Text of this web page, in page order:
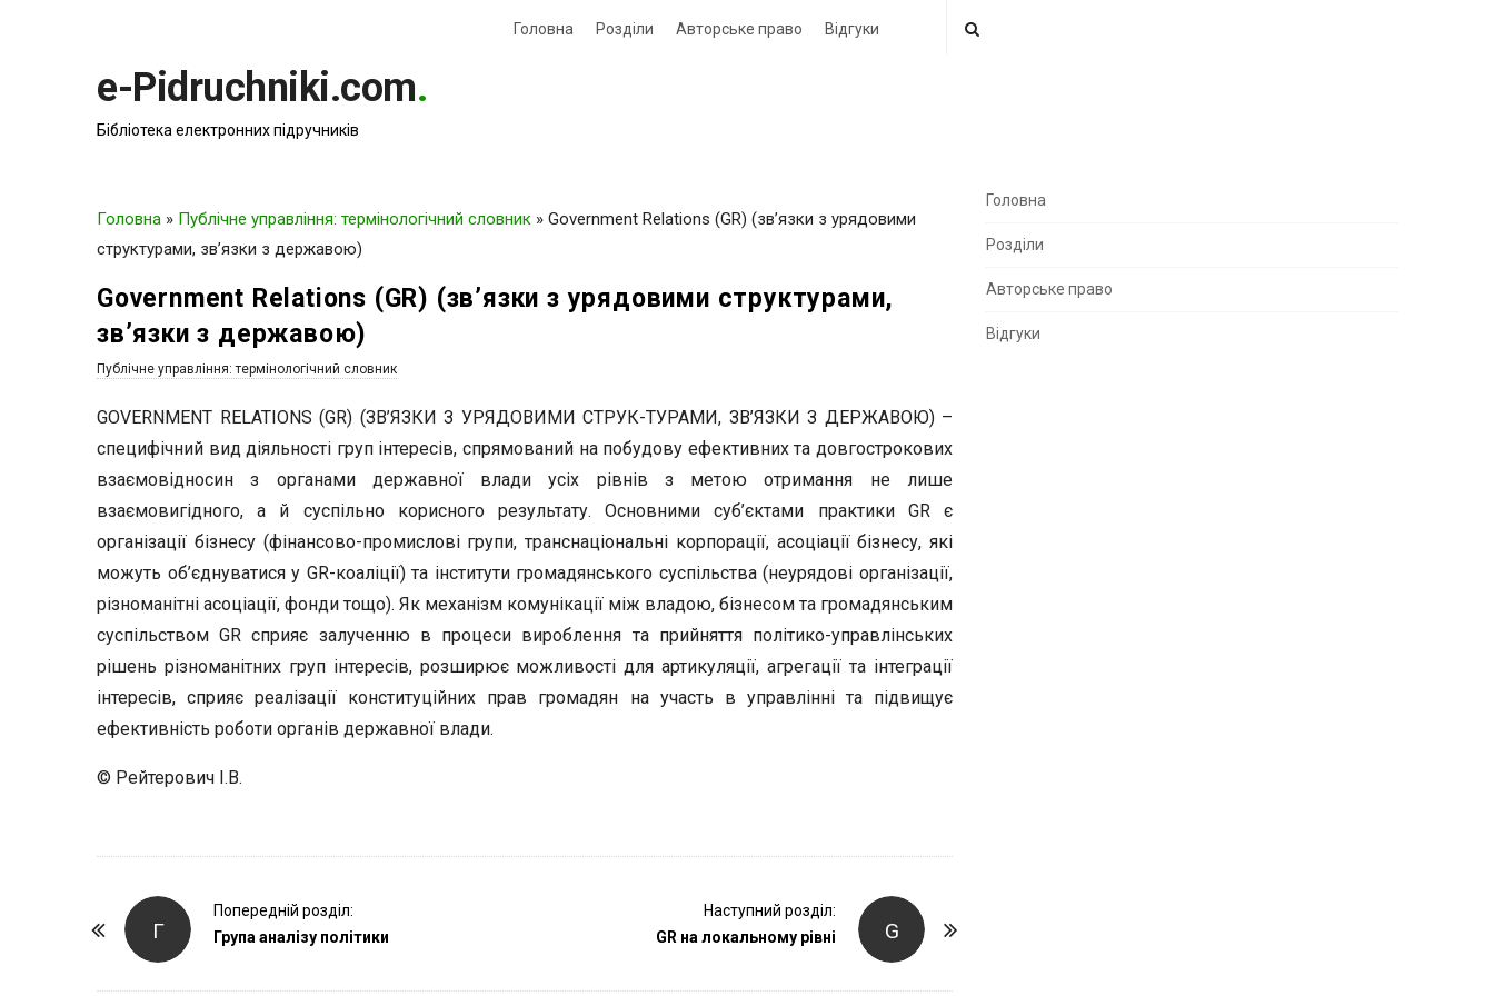
Головна Розділи Авторське право Відгуки
e-Pidruchniki.com.
Бібліотека електронних підручників
Головна » Публічне управління: термінологічний словник » Government Relations (GR) (зв’язки з урядовими
структурами, зв’язки з державою)
Government Relations (GR) (зв’язки з урядовими структурами,
зв’язки з державою)
Публічне управління: термінологічний словник
GOVERNMENT RELATIONS (GR) (ЗВ’ЯЗКИ З УРЯДОВИМИ СТРУК-ТУРАМИ, ЗВ’ЯЗКИ З ДЕРЖАВОЮ) –
специфічний вид діяльності груп інтересів, спрямований на побудову ефективних та довгострокових
взаємовідносин з органами державної влади усіх рівнів з метою отримання не лише
взаємовигідного, а й суспільно корисного результату. Основними суб’єктами практики GR є
організації бізнесу (фінансово-промислові групи, транснаціональні корпорації, асоціації бізнесу, які
можуть об’єднуватися у GR-коаліції) та інститути громадянського суспільства (неурядові організації,
різноманітні асоціації, фонди тощо). Як механізм комунікації між владою, бізнесом та громадянським
суспільством GR сприяє залученню в процеси вироблення та прийняття політико-управлінських
рішень різноманітних груп інтересів, розширює можливості для артикуляції, агрегації та інтеграції
інтересів, сприяє реалізації конституційних прав громадян на участь в управлінні та підвищує
ефективність роботи органів державної влади.
© Рейтерович І.В.
Г
Попередній розділ:
Група аналізу політики
G
Наступний розділ:
GR на локальному рівні
S
e
S
Головна
Розділи
Авторське право
Відгуки